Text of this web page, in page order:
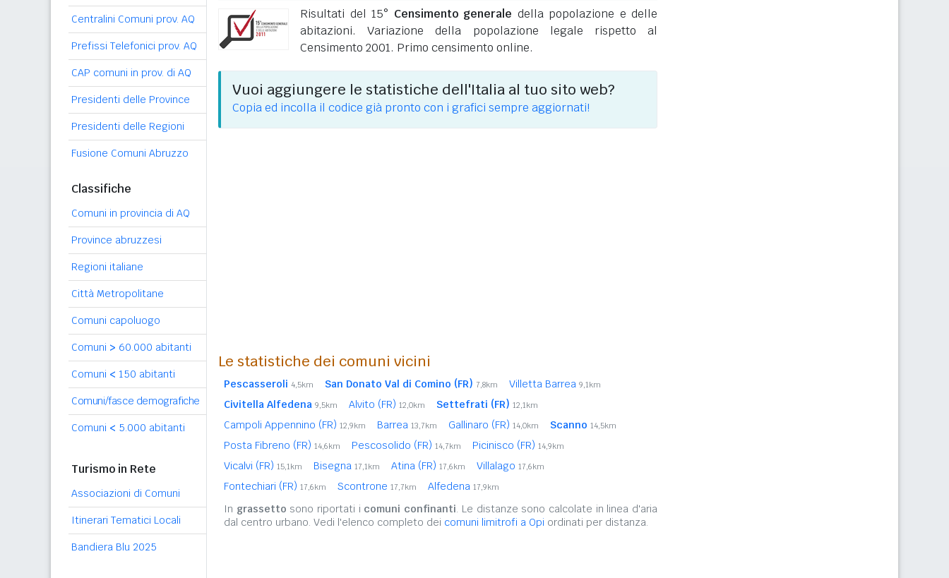
Centralini Comuni prov. AQ
Prefissi Telefonici prov. AQ
CAP comuni in prov. di AQ
Presidenti delle Province
Presidenti delle Regioni
Fusione Comuni Abruzzo
Classifiche
Comuni in provincia di AQ
Province abruzzesi
Regioni italiane
Città Metropolitane
Comuni capoluogo
Comuni > 60.000 abitanti
Comuni < 150 abitanti
Comuni/fasce demografiche
Comuni < 5.000 abitanti
Turismo in Rete
Associazioni di Comuni
Itinerari Tematici Locali
Bandiera Blu 2025
Risultati del 15° Censimento generale della popolazione e delle
abitazioni. Variazione della popolazione legale rispetto al
Censimento 2001. Primo censimento online.
Vuoi aggiungere le statistiche dell'Italia al tuo sito web?
Copia ed incolla il codice già pronto con i grafici sempre aggiornati!
Le statistiche dei comuni vicini
Pescasseroli 4,5km San Donato Val di Comino (FR) 7,8km Villetta Barrea 9,1km
Civitella Alfedena 9,5km Alvito (FR) 12,0km Settefrati (FR) 12,1km
Campoli Appennino (FR) 12,9km Barrea 13,7km Gallinaro (FR) 14,0km Scanno 14,5km
Posta Fibreno (FR) 14,6km Pescosolido (FR) 14,7km Picinisco (FR) 14,9km
Vicalvi (FR) 15,1km Bisegna 17,1km Atina (FR) 17,6km Villalago 17,6km
Fontechiari (FR) 17,6km Scontrone 17,7km Alfedena 17,9km
In grassetto sono riportati i comuni confinanti. Le distanze sono calcolate in linea d'aria
dal centro urbano. Vedi l'elenco completo dei comuni limitrofi a Opi ordinati per distanza.